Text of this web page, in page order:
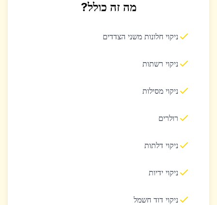
מה זה כולל?
ניקוי חלונות משני הצדדים
ניקוי רשתות
ניקוי מסילות
רולרים
ניקוי דלתות
ניקוי ידיות
ניקוי דוד חשמל